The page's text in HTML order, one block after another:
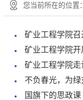
您当前所在的位置
矿业工程学院
矿业工程学院
矿业工程学院
不负春光，为绿
国旗下的思政